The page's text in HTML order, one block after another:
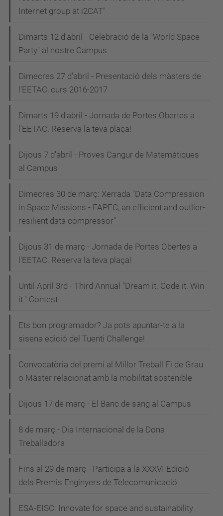
Internet group at i2CAT"
Dimarts 12 d'abril - Celebració de la "World Space
Party" al nostre Campus
Dimecres 27 d'abril - Presentació dels màsters de
l'EETAC, curs 2016-2017
Dimarts 19 d'abril - Jornada de Portes Obertes a
l'EETAC. Reserva la teva plaça!
Dijous 7 d'abril - Proves Cangur de Matemàtiques
al Campus
Dimecres 30 de març: Xerrada "Data Compression
in Space Missions - FAPEC, an efficient and outlier-
resilient data compressor"
Dijous 31 de març - Jornada de Portes Obertes a
l'EETAC. Reserva la teva plaça!
Until April 3rd - Third Annual "Dream it. Code it. Win
it." Contest
Ets bon programador? Ja pots apuntar-te a la
sisena edició del Tuenti Challenge!
Convocatòria del premi al Millor Treball Fi de Grau
o Màster relacionat amb la mobilitat sostenible
Dijous 17 de març - El Banc de sang al Campus
8 de març - Dia Internacional de la Dona
Treballadora
Fins al 29 de març - Participa a la XXXVI Edició
dels Premis Enginyers de Telecomunicació
ESA-EISC: Innovate for space and sustainability